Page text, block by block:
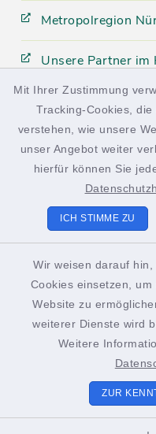
Mit Ihrer Zustimmung
Tracking-Cookies,
verstehen, wie unsere
unser Angebot weiter
hierfür können Sie
ICH STIMME ZU
Wir weisen darauf
Cookies einsetzen,
Website zu
weiterer Dienste wird
Weitere
ZUR
Metropolregion
Unsere Partner im
facebook